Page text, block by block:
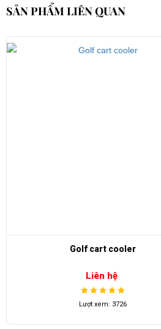
SẢN PHẨM LIÊN QUAN
Golf cart cooler
Liên hệ
Lượt xem: 3726